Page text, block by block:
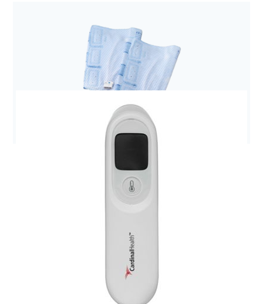
Anestezjologia i aparatura medyczna
Pompa Kangaroo Joey
Anestezjologia i aparatura medyczna
Mankiet do ucisku sekwencyjnego udowy SCD